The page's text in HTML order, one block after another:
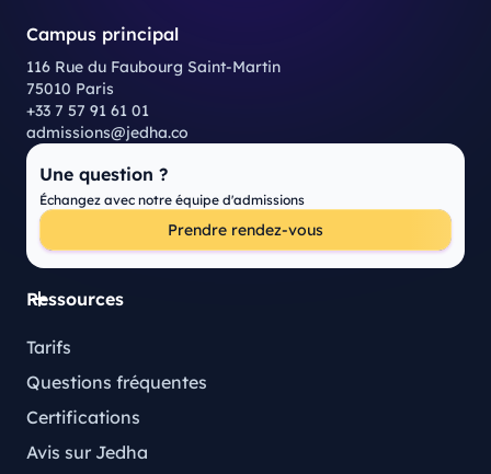
Campus principal
116 Rue du Faubourg Saint-Martin
75010 Paris
+33 7 57 91 61 01
admissions@jedha.co
Une question ?
Échangez avec notre équipe d'admissions
Prendre rendez-vous
Ressources
Tarifs
Questions fréquentes
Certifications
Avis sur Jedha